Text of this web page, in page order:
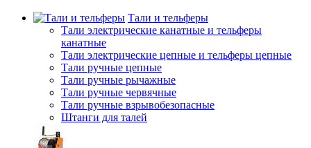
Тали и тельферы
Тали электрические канатные и тельферы
канатные
Тали электрические цепные и тельферы цепные
Тали ручные цепные
Тали ручные рычажные
Тали ручные червячные
Тали ручные взрывобезопасные
Штанги для талей